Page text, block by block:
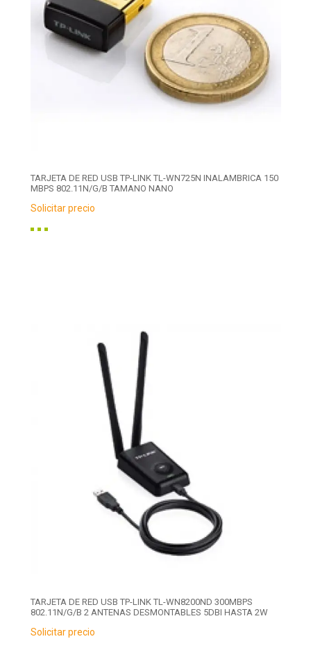
TARJETA DE RED USB TP-LINK TL-WN725N INALAMBRICA 150
MBPS 802.11N/G/B TAMANO NANO
Solicitar precio
TARJETA DE RED USB TP-LINK TL-WN8200ND 300MBPS
802.11N/G/B 2 ANTENAS DESMONTABLES 5DBI HASTA 2W
Solicitar precio